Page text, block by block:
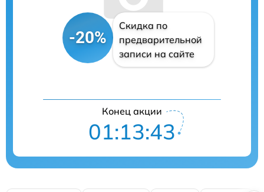
-20%
Скидка по
предварительной
записи на сайте
Конец акции
01:13:42